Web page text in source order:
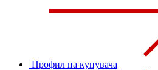
Профил на купувача